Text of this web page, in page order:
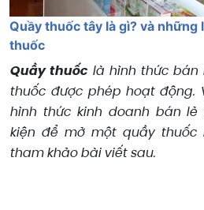
Quầy thuốc tây là gì? và những
thuốc
Quầy thuốclà hình thức bán
thuốc được phép hoạt động.
hình thức kinh doanh bán
kiện để mở một quầy
tham khảo bài viết sau.